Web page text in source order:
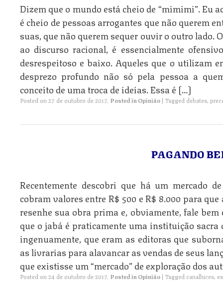
Dizem que o mundo está cheio de “mimimi”. Eu
é cheio de pessoas arrogantes que não querem
suas, que não querem sequer ouvir o outro lado.
ao discurso racional, é essencialmente
desrespeitoso e baixo. Aqueles que o utilizam
desprezo profundo não só pela pessoa a
conceito de uma troca de ideias. Essa é […]
Posted on27 de outubro de 2017. Posted inOpinião | Tagged debates,
PAGANDO
Recentemente descobri que há um mercado
cobram valores entre R$ 500 e R$ 8.000 para
resenhe sua obra prima e, obviamente, fale
que o jabá é praticamente uma instituição sacra
ingenuamente, que eram as editoras que
as livrarias para alavancar as vendas de seus
que existisse um “mercado” de exploração dos
Posted on 24 de outubro de 2017. Posted in Opinião | Tagged canalhices,